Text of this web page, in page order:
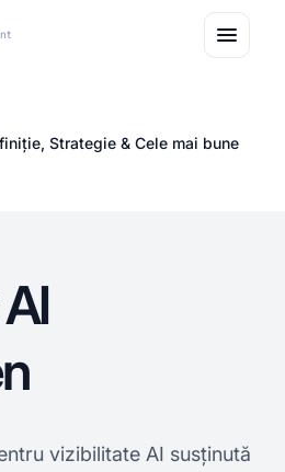
Strategie & Cele mai bune
vizibilitate AI susținută